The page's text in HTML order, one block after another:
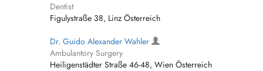
Dentist
Figulystraße 38, Linz Österreich
Dr. Guido Alexander Wahler
Ambulantory Surgery
Heiligenstädter Straße 46-48, Wien Österreich